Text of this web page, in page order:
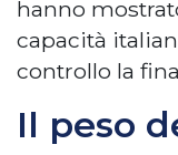
hanno
capacità
controllo la
Il peso